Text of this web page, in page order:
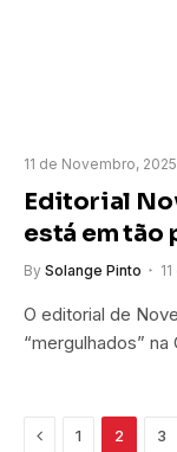
11 de Novembro, 2025
Editorial
está em tão
By Solange Pinto
O editorial de
“mergulhados”
Previous
1 2 3